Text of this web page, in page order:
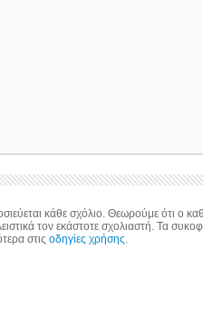
κάθε σχόλιο. Θεωρούμε ότι ο
τον εκάστοτε σχολιαστή. Τα
στιςοδηγίες χρήσης